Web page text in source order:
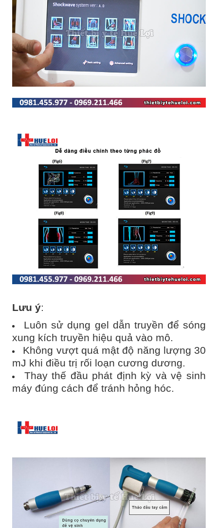
Lưu ý:
Luôn sử dụng gel dẫn truyền để sóng
xung kích truyền hiệu quả vào mô.
Không vượt quá mật độ năng lượng 30
mJ khi điều trị rối loạn cương dương.
Thay thế đầu phát định kỳ và vệ sinh
máy đúng cách để tránh hỏng hóc.